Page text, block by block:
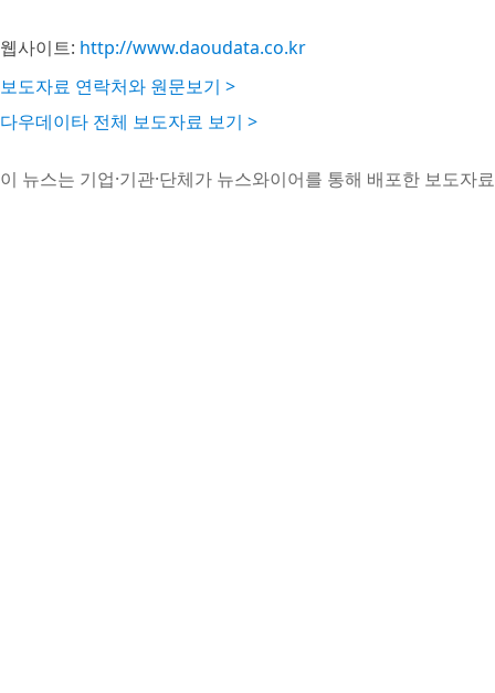
웹사이트: http://www.daoudata.co.kr
보도자료 연락처와 원문보기 >
다우데이타 전체 보도자료 보기 >
이 뉴스는 기업·기관·단체가 뉴스와이어를 통해 배포한 보도자